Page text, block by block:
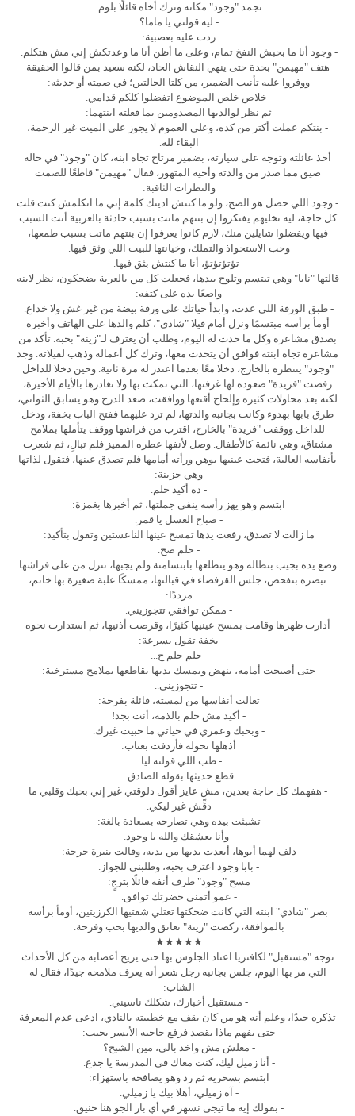
تجمد "وجود" مكانه وترك أخاه قائلًا بلوم:
- ليه قولتي يا ماما؟
ردت عليه بعصبية:
- وجود أنا ما بحبش النفخ تمام، وعلى ما أظن أنا ما وعدتكش إني مش هتكلم.
هتف "مهيمن" بحدة حتى ينهي النقاش الحاد، لكنه سعيد بمن قالوا الحقيقة
ووفروا عليه تأنيب الضمير، من كلتا الحالتين؛ في صمته أو حديثه:
- خلاص خلص الموضوع اتفضلوا كلكم قدامي.
ثم نظر لوالديها المصدومين بما فعلته ابنتهما:
- بنتكم عملت أكتر من كده، وعلى العموم لا يجوز على الميت غير الرحمة،
البقاء لله.
أخذ عائلته وتوجه على سيارته، بضمير مرتاح تجاه ابنه، كان "وجود" في حالة
ضيق مما صدر من والدته وأخيه المتهور، فقال "مهيمن" قاطعًا للصمت
والنظرات الثاقبة:
- وجود اللي حصل هو الصح، ولو ما كنتش اديتك كلمة إني ما اتكلمش كنت قلت
كل حاجة، ليه تخليهم يفتكروا إن بنتهم ماتت بسبب حادثة بالعربية أنت السبب
فيها ويفضلوا شايلين منك، لازم كانوا يعرفوا إن بنتهم ماتت بسبب طمعها،
وحب الاستحواذ والتملك، وخيانتها للبيت اللي وثق فيها.
- تؤتؤتؤتؤ، أنا ما كنتش بثق فيها.
قالتها "نايا" وهي تبتسم وتلوح بيدها، فجعلت كل من بالعربة يضحكون، نظر لابنه
واضعًا يده على كتفه:
- طبق الورقة اللي عدت، وابدأ حياتك على ورقة بيضة من غير غش ولا خداع.
أومأ برأسه مبتسمًا ونزل أمام فيلا "شادي"، كلم والدها على الهاتف وأخبره
بصدق مشاعره وكل ما حدث له اليوم، وطلب أن يعترف لـ"زينة" بحبه. تأكد من
مشاعره تجاه ابنته فوافق أن يتحدث معها، وترك كل أعماله وذهب لفيلاته. وجد
"وجود" ينتظره بالخارج، دخلا معًا بعدما اعتذر له مرة ثانية. وحين دخلا للداخل
رفضت "فريدة" صعوده لها غرفتها، التي تمكث بها ولا تغادرها بالأيام الأخيرة،
لكنه بعد محاولات كثيره وإلحاح أقنعها ووافقت، صعد الدرج وهو يسابق الثواني،
طرق بابها بهدوء وكانت بجانبه والدتها، لم ترد عليهما ففتح الباب بخفة، ودخل
للداخل ووقفت "فريدة" بالخارج، اقترب من فراشها ووقف يتأملها بملامح
مشتاق، وهي نائمة كالأطفال. وصل لأنفها عطره المميز فلم تبالِ، ثم شعرت
بأنفاسه العالية، فتحت عينيها بوهن ورأته أمامها فلم تصدق عينها، فتقول لذاتها
وهي حزينة:
- ده أكيد حلم.
ابتسم وهو يهز رأسه ينفي جملتها، ثم أخبرها بغمزة:
- صباح العسل يا قمر.
ما زالت لا تصدق، رفعت يدها تمسح عينها الناعستين وتقول بتأكيد:
- حلم صح.
وضع يده بجيب بنطاله وهو يتطلعها بابتسامتة ولم يجبها، تنزل من على فراشها
تبصره بتفحص، جلس القرفصاء في قبالتها، ممسكًا علبة صغيرة بها خاتم،
مرددًا:
- ممكن توافقي تتجوزيني.
أدارت ظهرها وقامت بمسح عينيها كثيرًا، وقرصت أذنيها، ثم استدارت نحوه
بخفة تقول بسرعة:
- حلم حلم ح...
حتى أصبحت أمامه، ينهض ويمسك يديها يقاطعها بملامح مسترخية:
- تتجوزيني..
تعالت أنفاسها من لمسته، قائلة بفرحة:
- أكيد مش حلم بالذمة، أنت بجد!
- وبحبك وعمري في حياتي ما حبيت غيرك.
أذهلها تحوله فأردفت بعتاب:
- طب اللي قولته ليا..
قطع حديثها بقوله الصادق:
- هفهمك كل حاجة بعدين، مش عايز أقول دلوقتي غير إني بحبك وقلبي ما
دقِّش غير ليكي.
تشبثت بيده وهي تصارحه بسعادة بالغة:
- وأنا بعشقك والله يا وجود.
دلف لهما أبوها، أبعدت يديها من يديه، وقالت بنبرة حرجة:
- بابا وجود اعترف بحبه، وطلبني للجواز.
مسح "وجود" طرف أنفه قائلًا بترجٍ:
- عمو أتمنى حضرتك توافق.
بصر "شادي" ابنته التي كانت ضحكتها تعتلي شفتيها الكرزيتين، أومأ برأسه
بالموافقة، ركضت "زينة" تعانق والديها بحب وفرحة.
★★★★★
توجه "مستقبل" لكافتريا اعتاد الجلوس بها حتى يريح أعصابه من كل الأحداث
التي مر بها اليوم، جلس بجانبه رجل شعر أنه يعرف ملامحه جيدًا، فقال له
الشاب:
- مستقبل أخبارك، شكلك ناسيني.
تذكره جيدًا، وعلم أنه هو من كان يقف مع خطيبته بالنادي، ادعى عدم المعرفة
حتى يفهم ماذا يقصد فرفع حاجبه الأيسر يجيب:
- معلش مش واخد بالي، مين الشبح؟
- أنا زميل ليك، كنت معاك في المدرسة يا جدع.
ابتسم بسخرية ثم رد وهو يصافحه باستهزاء:
- آه زميلي، أهلا بيك يا زميلي.
- بقولك إيه ما تيجى نسهر في أي بار الجو هنا خنيق.